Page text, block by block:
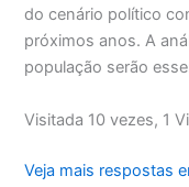
do cenário político
próximos anos. A
população serão
Visitada 10 vezes, 1
Veja mais respostas